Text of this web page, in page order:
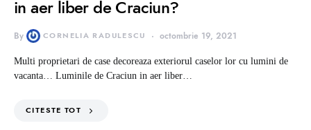
in aer liber de Craciun?
By CORNELIA RADULESCU octombrie 19, 2021
Multi proprietari de case decoreaza exteriorul caselor lor cu lumini de
vacanta… Luminile de Craciun in aer liber…
CITESTE TOT